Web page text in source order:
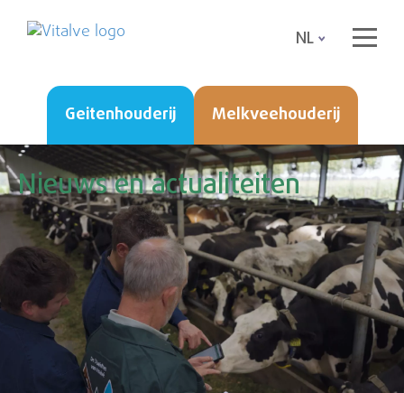
NL
Geitenhouderij Melkveehouderij
Nieuws en actualiteiten